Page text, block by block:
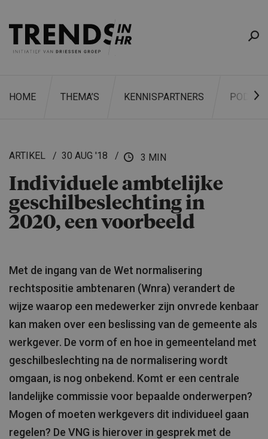
HOME THEMA’S KENNISPARTNERS
ZOEKEN
ARTIKEL 30 AUG '18 3 MIN
Individuele ambtelijke
geschilbe­slech­ting in
2020, een voorbeeld
Met de ingang van de Wet normalisering
rechtspositie ambtenaren (Wnra) verandert de
wijze waarop een medewerker zijn onvrede kenbaar
kan maken over een beslissing van de gemeente als
werkgever. De vorm of en hoe in gemeenteland met
geschilbeslechting na de normalisering wordt
omgaan, is nog onbekend. Komt er een centrale
landelijke commissie voor bepaalde onderwerpen?
Mogen of moeten werkgevers dit individueel gaan
regelen? De VNG is hierover in gesprek met de